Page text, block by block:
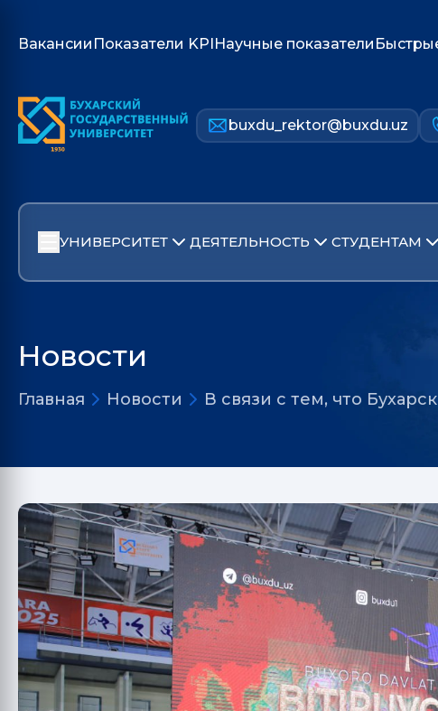
Вакансии Показатели KPIНаучные показатели
buxdu_rektor@buxdu.uz
УНИВЕРСИТЕТ ДЕЯТЕЛЬНОСТЬ СТУДЕНТАМ
Новости
Главная Новости В связи с тем, что